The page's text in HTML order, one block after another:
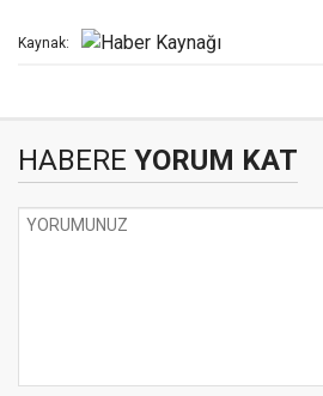
Kaynak:
HABERE YORUM KAT